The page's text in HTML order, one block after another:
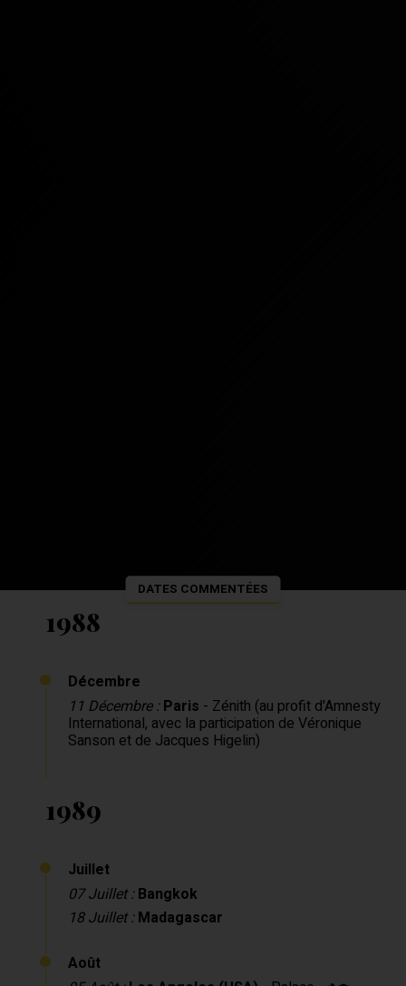
DATES COMMENTÉES
1988
Décembre
11 Décembre : Paris - Zénith (au profit d'Amnesty
International, avec la participation de Véronique
Sanson et de Jacques Higelin)
1989
Juillet
07 Juillet : Bangkok
18 Juillet : Madagascar
Août